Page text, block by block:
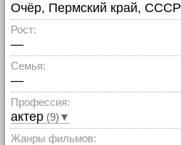
Очёр, Пермский край, СССР
Рост:
—
Семья:
—
Профессия:
актер (9)▼
Жанры фильмов: